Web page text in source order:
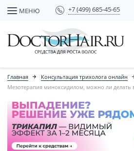
МЕНЮ +7 (499) 685-45-65
Главная
Консультация трихолога онлайн
Мезотерапия миноксидилом, можно ли делать